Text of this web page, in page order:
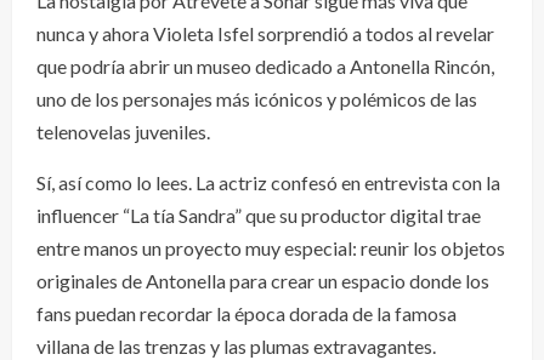
nunca y ahora Violeta Isfel sorprendió a todos al revelar
que podría abrir un museo dedicado a Antonella Rincón,
uno de los personajes más icónicos y polémicos de las
telenovelas juveniles.
Sí, así como lo lees. La actriz confesó en entrevista con la
influencer “La tía Sandra” que su productor digital trae
entre manos un proyecto muy especial: reunir los objetos
originales de Antonella para crear un espacio donde los
fans puedan recordar la época dorada de la famosa
villana de las trenzas y las plumas extravagantes.